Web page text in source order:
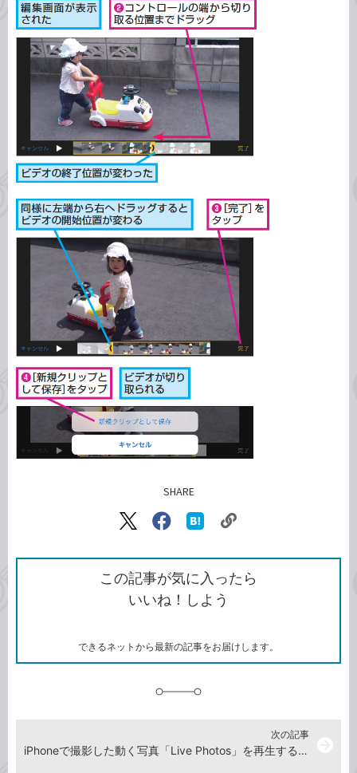
SHARE
X（旧
で
シ
ェ
ア
Facebook
シ
ェ
ア
な
ブ
ッ
ク
ク
ク
を
コ
この記事が気に入ったら
いいね！しよう
できるネットから最新の記事をお届けします。
次の記事
iPhoneで撮影した動く写真「Live Photos」を再生する方法